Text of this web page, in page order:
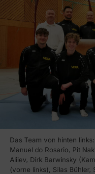
Das Team von hinten
Manuel do Rosario, Pit
Aliiev, Dirk Barwinsky
(vorne links), Silas Bühler,